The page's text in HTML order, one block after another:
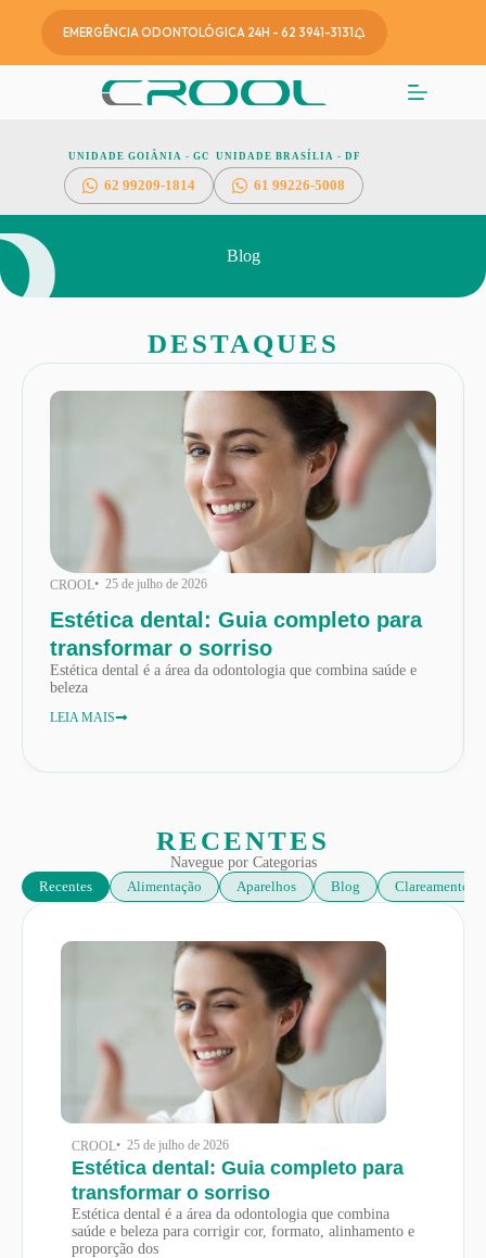
EMERGÊNCIA ODONTOLÓGICA 24H - 62 3941-3131
UNIDADE GOIÂNIA - GO
6299209-1814
UNIDADE BRASÍLIA - DF
61 99226-5008
Blog
DESTAQUES
CROOL• 25 de julho de 2026
Estética dental: Guia completo para
transformar o sorriso
Estética dental é a área da odontologia que combina saúde e
beleza
LEIA MAIS
RECENTES
Navegue por Categorias
Alimentação
Aparelhos Blog Clareamento
Recentes
CROOL• 25 de julho de 2026
Estética dental: Guia completo para
transformar o sorriso
Estética dental é a área da odontologia que combina
saúde e beleza para corrigir cor, formato, alinhamento e
proporção dos